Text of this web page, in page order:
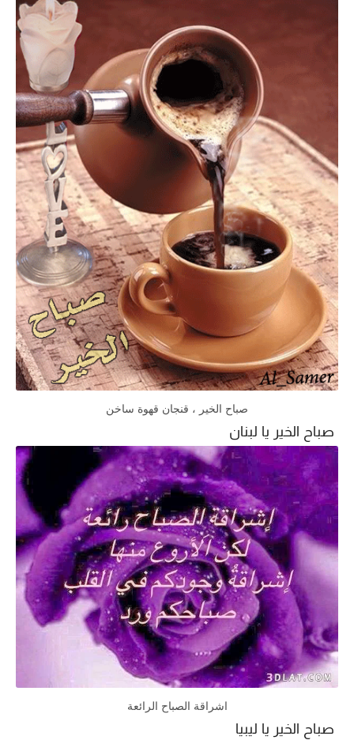
صباح الخير ، قنجان قهوة ساخن
صباح الخير يا لبنان
اشراقة الصباح الرائعة
صباح الخير يا ليبيا